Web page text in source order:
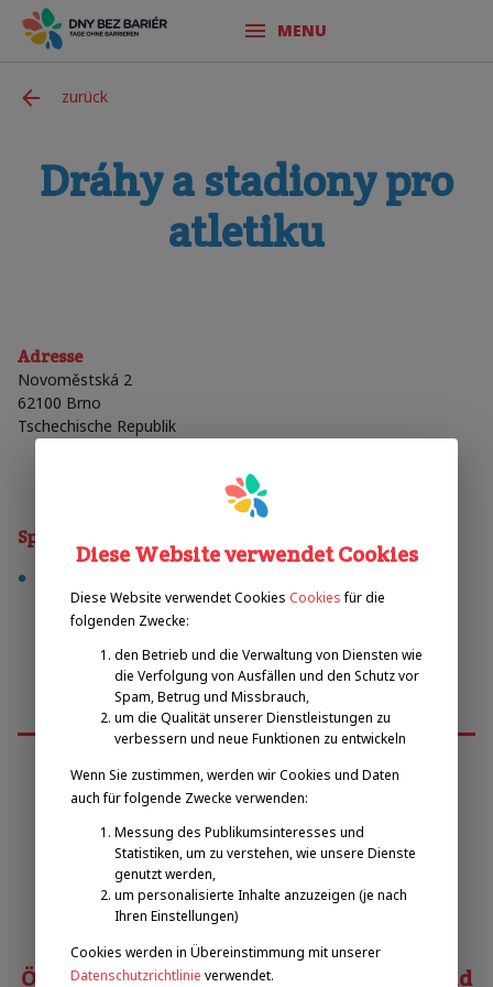
MENU
zurück
Dráhy a stadiony pro
atletiku
Adresse
Novoměstská 2
62100 Brno
Tschechische Republik
Sporty
Emilova sportovní, z.s.
Pavel Zbožínek
zbozinek@emilova-sportovni.cz
+420 602 720 518
Österreichischer Behindertensportverband
Diese Website verwendet Cookies
Diese Website verwendet Cookies Cookies für die
folgenden Zwecke:
den Betrieb und die Verwaltung von Diensten wie
die Verfolgung von Ausfällen und den Schutz vor
Spam, Betrug und Missbrauch,
um die Qualität unserer Dienstleistungen zu
verbessern und neue Funktionen zu entwickeln
Wenn Sie zustimmen, werden wir Cookies und Daten
auch für folgende Zwecke verwenden:
Messung des Publikumsinteresses und
Statistiken, um zu verstehen, wie unsere Dienste
genutzt werden,
um personalisierte Inhalte anzuzeigen (je nach
Ihren Einstellungen)
Cookies werden in Übereinstimmung mit unserer
Datenschutzrichtlinie verwendet.